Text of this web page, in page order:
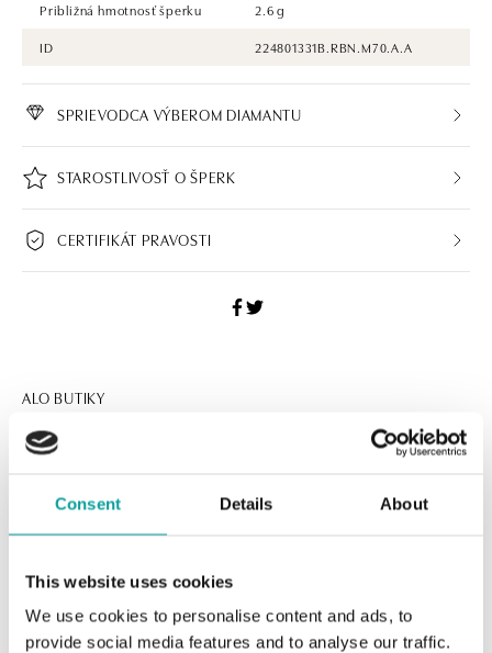
Consent Details About
This website uses cookies
We use cookies to personalise content and ads, to
provide social media features and to analyse our traffic.
Približná hmotnosť šperku
2.6 g
ID
224801331B.RBN.M70.A.A
SPRIEVODCA VÝBEROM DIAMANTU
STAROSTLIVOSŤ O ŠPERK
CERTIFIKÁT PRAVOSTI
ALO BUTIKY
Navštívte naše butiky